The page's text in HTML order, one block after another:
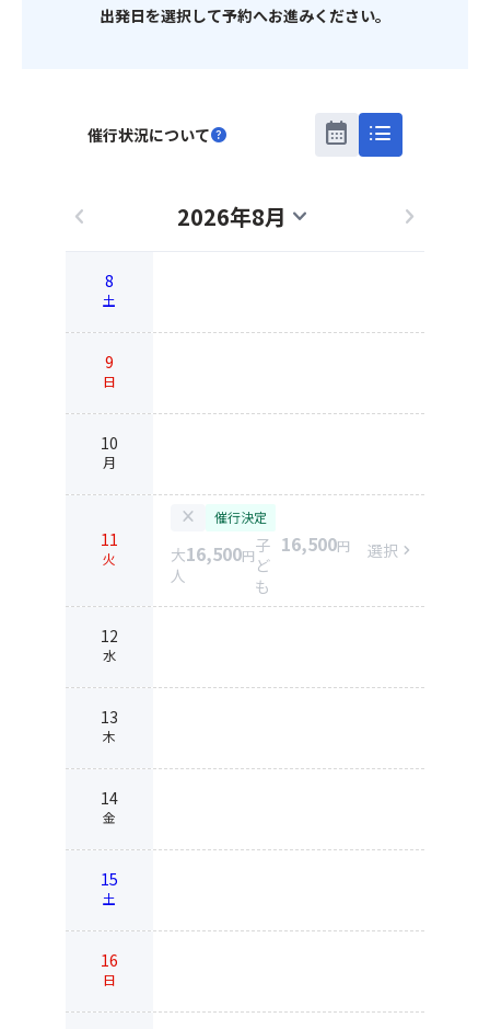
出発日を選択して予約へお進みください。
催行状況についてhelp calendar_month list
chevron_left 2026年8月 expand_more chevron_right
8
土
9
日
10
月
11
火
close 催行決定
大
人
16,500円子
ど
も
16,500円 選択 chevron_right
12
水
13
木
14
金
15
土
16
日